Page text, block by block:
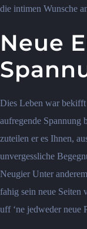
die intimen Wunsche
Neue
Dies Leben war
aufregende Spannung
zuteilen er es Ihnen,
unvergessliche
Neugier Unter
fahig sein neue Seiten
uff ‘ne jedweder neue